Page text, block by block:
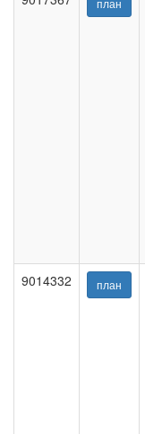
план
9014332
план